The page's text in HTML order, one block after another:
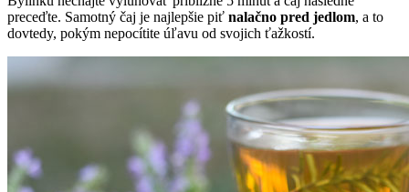
preceďte. Samotný čaj je najlepšie piť nalačno pred jedlom, a to
dovtedy, pokým nepocítite úľavu od svojich ťažkostí.